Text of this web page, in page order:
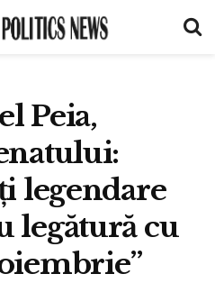
Peia,
legendare
legătură cu